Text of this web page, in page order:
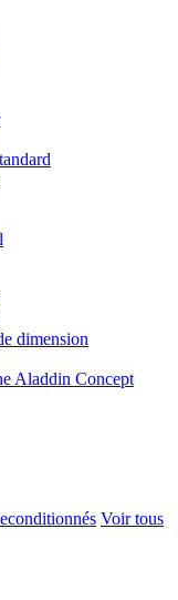
dimension
Aladdin Concept
Voir tous